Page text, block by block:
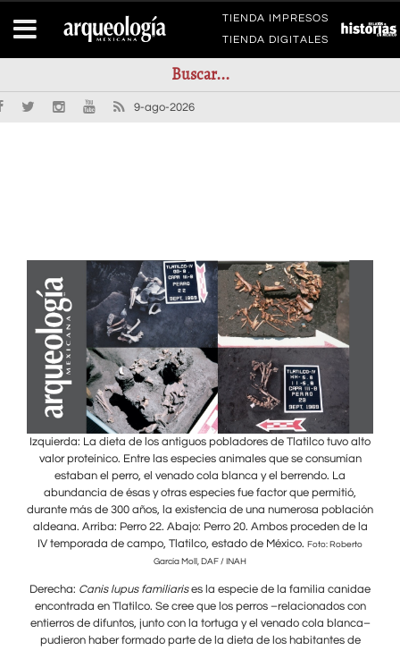
TIENDA IMPRESOS
TIENDA DIGITALES
9-ago-2026
Izquierda: La dieta de los antiguos pobladores de Tlatilco tuvo alto
valor proteínico. Entre las especies animales que se consumían
estaban el perro, el venado cola blanca y el berrendo. La
abundancia de ésas y otras especies fue factor que permitió,
durante más de 300 años, la existencia de una numerosa población
aldeana. Arriba: Perro 22. Abajo: Perro 20. Ambos proceden de la
IV temporada de campo, Tlatilco, estado de México. Foto: Roberto
García Moll, DAF / INAH
Derecha: Canis lupus familiarises la especie de la familia canidae
encontrada en Tlatilco. Se cree que los perros –relacionados con
entierros de difuntos, junto con la tortuga y el venado cola blanca–
pudieron haber formado parte de la dieta de los habitantes de